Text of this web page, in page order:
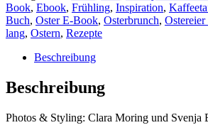
Book, Ebook, Frühling, Inspiration,
Buch, Oster E-Book, Osterbrunch, Ostereier
lang, Ostern, Rezepte
Beschreibung
Beschreibung
Photos & Styling: Clara Moring und Svenja